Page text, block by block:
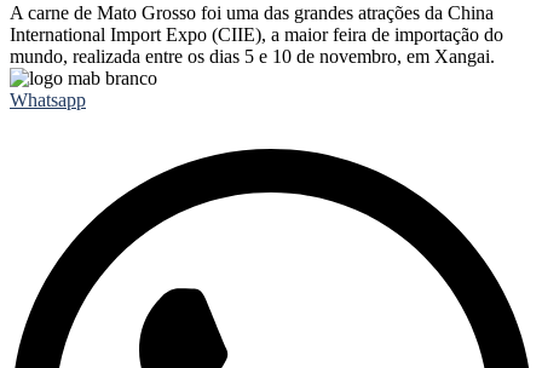
A carne de Mato Grosso foi uma das grandes atrações da China
International Import Expo (CIIE), a maior feira de importação do
mundo, realizada entre os dias 5 e 10 de novembro, em Xangai.
Whatsapp